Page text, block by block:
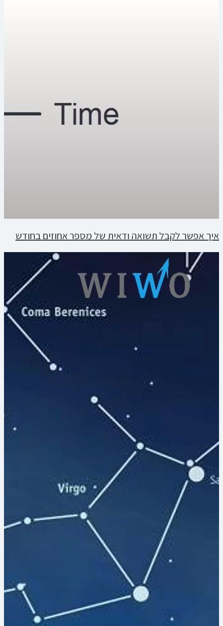
איך אפשר לקבל תשואה ודאית של מספר אחוזים בחודש